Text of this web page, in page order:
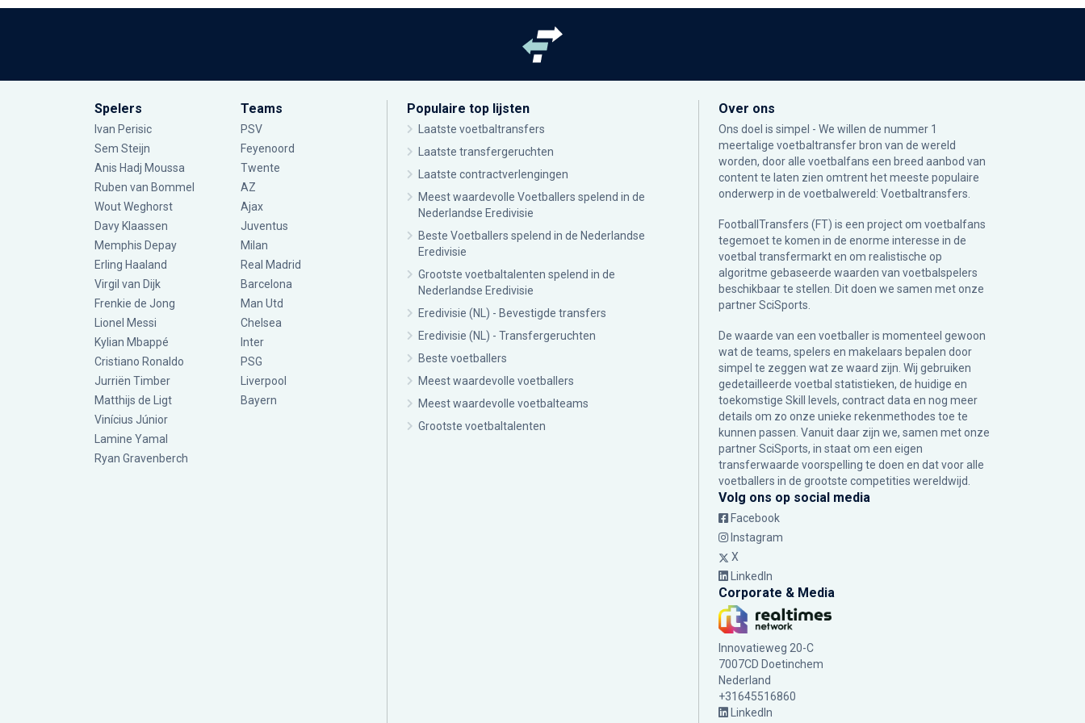
Spelers
Ivan Perisic
Sem Steijn
Anis Hadj Moussa
Ruben van Bommel
Wout Weghorst
Davy Klaassen
Memphis Depay
Erling Haaland
Virgil van Dijk
Frenkie de Jong
Lionel Messi
Kylian Mbappé
Cristiano Ronaldo
Jurriën Timber
Matthijs de Ligt
Vinícius Júnior
Lamine Yamal
Ryan Gravenberch
Teams
PSV
Feyenoord
Twente
AZ
Ajax
Juventus
Milan
Real Madrid
Barcelona
Man Utd
Chelsea
Inter
PSG
Liverpool
Bayern
Populaire top lijsten
Laatste voetbaltransfers
Laatste transfergeruchten
Laatste contractverlengingen
Meest waardevolle Voetballers spelend in de
Nederlandse Eredivisie
Beste Voetballers spelend in de Nederlandse
Eredivisie
Grootste voetbaltalenten spelend in de
Nederlandse Eredivisie
Eredivisie (NL) - Bevestigde transfers
Eredivisie (NL) - Transfergeruchten
Beste voetballers
Meest waardevolle voetballers
Meest waardevolle voetbalteams
Grootste voetbaltalenten
Over ons
Ons doel is simpel - We willen de nummer 1
meertalige voetbaltransfer bron van de wereld
worden, door alle voetbalfans een breed aanbod van
content te laten zien omtrent het meeste populaire
onderwerp in de voetbalwereld: Voetbaltransfers.
FootballTransfers (FT) is een project om voetbalfans
tegemoet te komen in de enorme interesse in de
voetbal transfermarkt en om realistische op
algoritme gebaseerde waarden van voetbalspelers
beschikbaar te stellen. Dit doen we samen met onze
partnerSciSports
De waarde van een voetballer is momenteel gewoon
wat de teams, spelers en makelaars bepalen door
simpel te zeggen wat ze waard zijn. Wij gebruiken
gedetailleerde voetbal statistieken, de huidige en
toekomstige Skill levels, contract data en nog meer
details om zo onze unieke rekenmethodes toe te
kunnen passen. Vanuit daar zijn we, samen met onze
partner SciSports, in staat om een eigen
transferwaarde voorspelling te doen en dat voor alle
voetballers in de grootste competities wereldwijd.
Volg ons op social media
Facebook
Instagram
X
LinkedIn
Corporate & Media
Innovatieweg 20-C
7007CD Doetinchem
Nederland
+31645516860
LinkedIn